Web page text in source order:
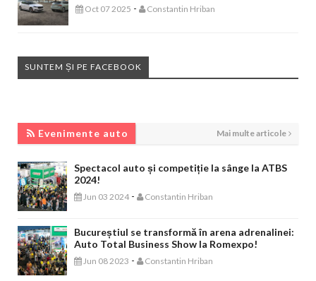
Oct 07 2025 - Constantin Hriban
SUNTEM ȘI PE FACEBOOK
Evenimente auto Mai multe articole
Spectacol auto și competiție la sânge la ATBS
2024!
Jun 03 2024 - Constantin Hriban
Bucureștiul se transformă în arena adrenalinei:
Auto Total Business Show la Romexpo!
Jun 08 2023 - Constantin Hriban